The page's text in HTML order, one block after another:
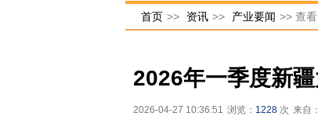
首页 >> 资讯 >> 产业要闻 >> 查
2026年一季度新
2026-04-27 10:36:51 浏览： 1228 次 来自